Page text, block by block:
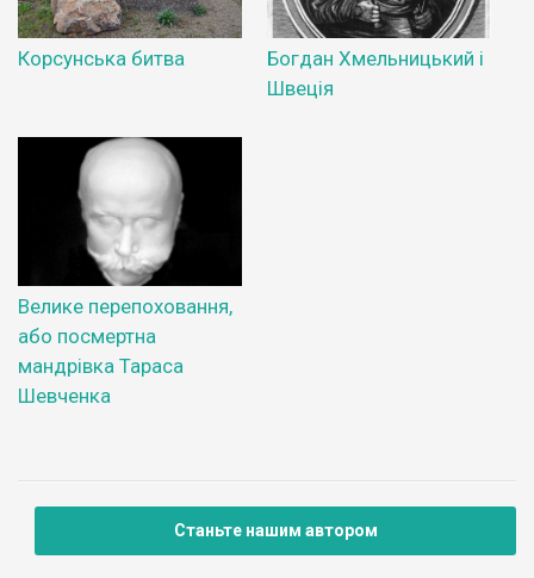
Корсунська битва
Богдан Хмельницький і
Швеція
Велике перепоховання,
або посмертна
мандрівка Тараса
Шевченка
Станьте нашим автором